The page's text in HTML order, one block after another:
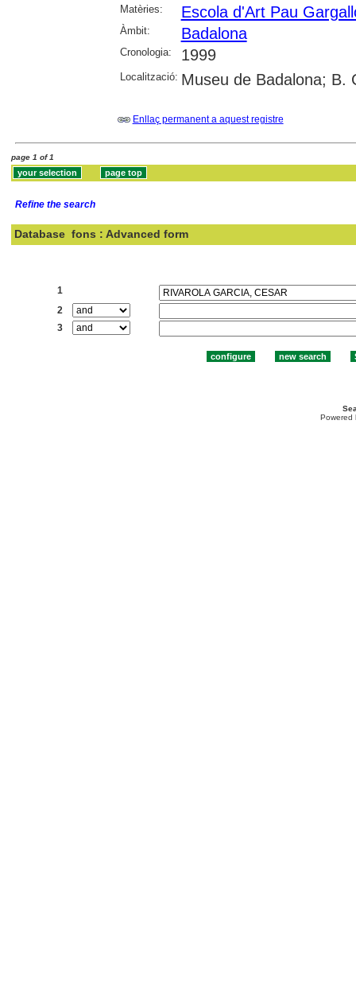
Matèries: Escola d'Art Pau
Àmbit: Badalona
Cronologia: 1999
Localització: Museu de Badalona; B.
Enllaç permanent a aquest registre
page 1 of 1
Refine the search
Database fons : Advanced form
1
2
3